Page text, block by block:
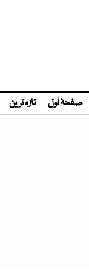
صفحۂ اول تازہ ترین